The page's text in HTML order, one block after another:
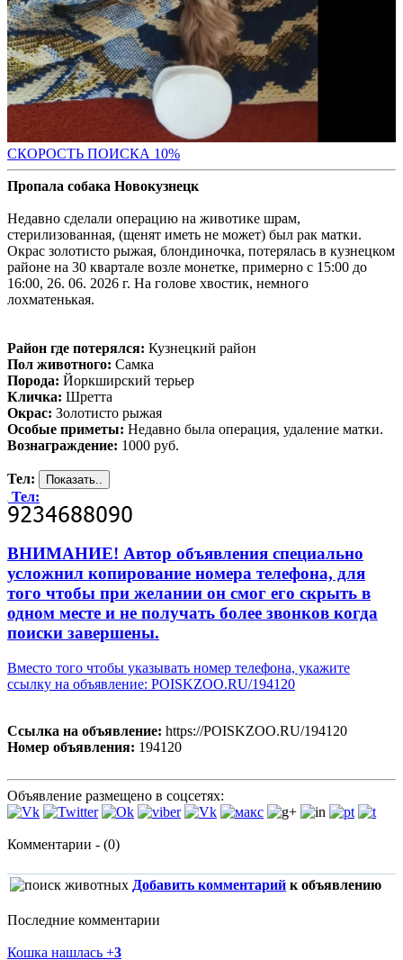
СКОРОСТЬ ПОИСКА 10%
Пропала собака Новокузнецк
Недавно сделали операцию на животике шрам,
стерилизованная, (щенят иметь не может) был рак матки.
Окрас золотисто рыжая, блондиночка, потерялась в кузнецком
районе на 30 квартале возле монетке, примерно с 15:00 до
16:00, 26. 06. 2026 г. На голове хвостик, немного
лохматенькая.
Район где потерялся: Кузнецкий район
Пол животного: Самка
Порода: Йоркширский терьер
Кличка: Шретта
Окрас: Золотисто рыжая
Особые приметы: Недавно была операция, удаление матки.
Вознаграждение: 1000 руб.
Тел:
Тел:
ВНИМАНИЕ! Автор объявления специально
усложнил копирование номера телефона, для
того чтобы при желании он смог его скрыть в
одном месте и не получать более звонков когда
поиски завершены.
Вместо того чтобы указывать номер телефона, укажите
ссылку на объявление: POISKZOO.RU/194120
Ссылка на объявление: https://POISKZOO.RU/194120
Номер объявления: 194120
Объявление размещено в соцсетях:
Комментарии - (0)
Добавить комментарий к объявлению
Последние комментарии
Кошка нашлась +3